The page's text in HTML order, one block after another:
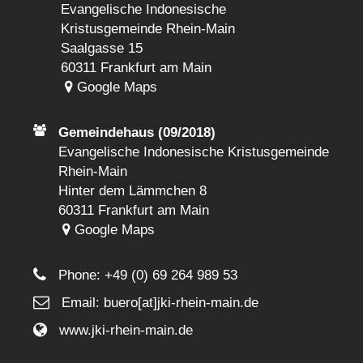
Evangelische Indonesische
Kristusgemeinde Rhein-Main
Saalgasse 15
60311 Frankfurt am Main
Google Maps
Gemeindehaus (09/2018)
Evangelische Indonesische Kristusgemeinde
Rhein-Main
Hinter dem Lämmchen 8
60311 Frankfurt am Main
Google Maps
Phone:+49 (0) 69 264 989 53
Email: buero[at]jki-rhein-main.de
www.jki-rhein-main.de